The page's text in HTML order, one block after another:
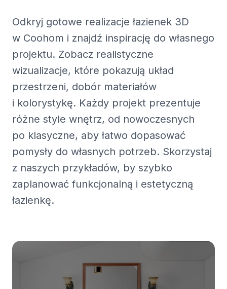
Odkryj gotowe realizacje łazienek 3D
w Coohom i znajdź inspirację do własnego
projektu. Zobacz realistyczne
wizualizacje, które pokazują układ
przestrzeni, dobór materiałów
i kolorystykę. Każdy projekt prezentuje
różne style wnętrz, od nowoczesnych
po klasyczne, aby łatwo dopasować
pomysły do własnych potrzeb. Skorzystaj
z naszych przykładów, by szybko
zaplanować funkcjonalną i estetyczną
łazienkę.